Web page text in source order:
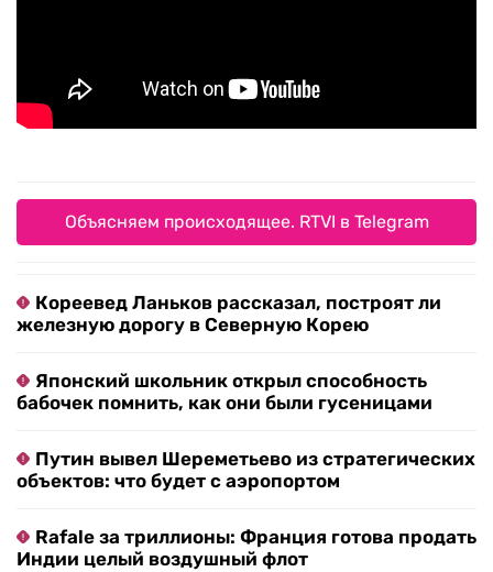
Объясняем происходящее. RTVI в Telegram
Кореевед Ланьков рассказал, построят ли
железную дорогу в Северную Корею
Японский школьник открыл способность
бабочек помнить, как они были гусеницами
Путин вывел Шереметьево из стратегических
объектов: что будет с аэропортом
Rafale за триллионы: Франция готова продать
Индии целый воздушный флот